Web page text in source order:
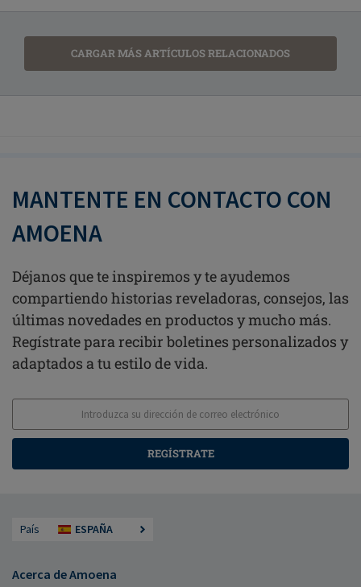
CARGAR MÁS ARTÍCULOS RELACIONADOS
MANTENTE EN CONTACTO CON
AMOENA
Déjanos que te inspiremos y te ayudemos
compartiendo historias reveladoras, consejos, las
últimas novedades en productos y mucho más.
Regístrate para recibir boletines personalizados y
adaptados a tu estilo de vida.
REGÍSTRATE
País ESPAÑA
Acerca de Amoena